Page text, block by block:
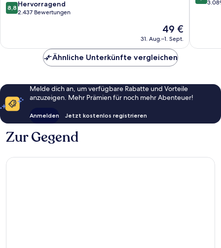
Tower
8.8
von
Bewertungen
8,8 Hervorragend
2.437 Bewertungen
Der
Preis
beträgt
49 €
49 €
31. Aug.–1. Sept.
von
Ähnliche Unterkünfte vergleichen
Melde dich an, um verfügbare Rabatte und Vorteile
anzuzeigen. Mehr Prämien für noch mehr Abenteuer!
Anmelden Jetzt kostenlos registrieren
Zur Gegend